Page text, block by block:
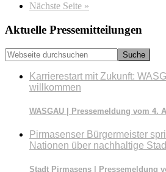
Nächste Seite aufrufen
»
Seitenspalte
Aktuelle Pressemitteilungen
Webseite
durchsuchen
Karrierestart mit Zukunft:
willkommen
WASGAU | Pressemeldung vom 4.
Pirmasenser Bürgermeister
Nationen über nachhaltige
Stadt Pirmasens | Pressemeldung